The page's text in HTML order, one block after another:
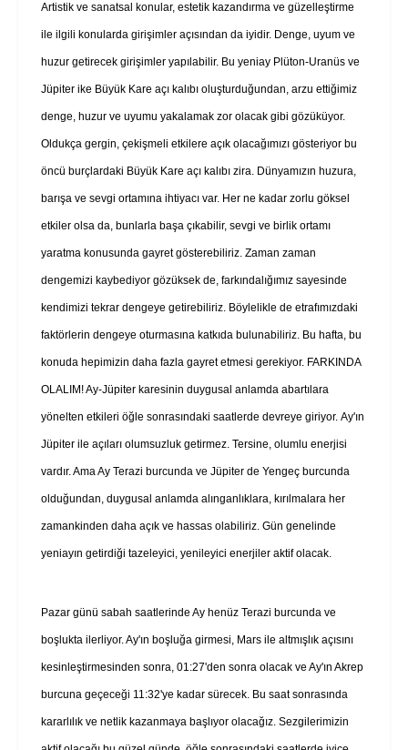
Artistik ve sanatsal konular, estetik kazandırma ve güzelleştirme
ile ilgili konularda girişimler açısından da iyidir. Denge, uyum ve
huzur getirecek girişimler yapılabilir. Bu yeniay Plüton-Uranüs ve
Jüpiter ike Büyük Kare açı kalıbı oluşturduğundan, arzu ettiğimiz
denge, huzur ve uyumu yakalamak zor olacak gibi gözüküyor.
Oldukça gergin, çekişmeli etkilere açık olacağımızı gösteriyor bu
öncü burçlardaki Büyük Kare açı kalıbı zira. Dünyamızın huzura,
barışa ve sevgi ortamına ihtiyacı var. Her ne kadar zorlu göksel
etkiler olsa da, bunlarla başa çıkabilir, sevgi ve birlik ortamı
yaratma konusunda gayret gösterebiliriz. Zaman zaman
dengemizi kaybediyor gözüksek de, farkındalığımız sayesinde
kendimizi tekrar dengeye getirebiliriz. Böylelikle de etrafımızdaki
faktörlerin dengeye oturmasına katkıda bulunabiliriz. Bu hafta, bu
konuda hepimizin daha fazla gayret etmesi gerekiyor. FARKINDA
OLALIM! Ay-Jüpiter karesinin duygusal anlamda abartılara
yönelten etkileri öğle sonrasındaki saatlerde devreye giriyor. Ay'ın
Jüpiter ile açıları olumsuzluk getirmez. Tersine, olumlu enerjisi
vardır. Ama Ay Terazi burcunda ve Jüpiter de Yengeç burcunda
olduğundan, duygusal anlamda alınganlıklara, kırılmalara her
zamankinden daha açık ve hassas olabiliriz. Gün genelinde
yeniayın getirdiği tazeleyici, yenileyici enerjiler aktif olacak.
Pazar günü sabah saatlerinde Ay henüz Terazi burcunda ve
boşlukta ilerliyor. Ay'ın boşluğa girmesi, Mars ile altmışlık açısını
kesinleştirmesinden sonra, 01:27'den sonra olacak ve Ay'ın Akrep
burcuna geçeceği 11:32'ye kadar sürecek. Bu saat sonrasında
kararlılık ve netlik kazanmaya başlıyor olacağız. Sezgilerimizin